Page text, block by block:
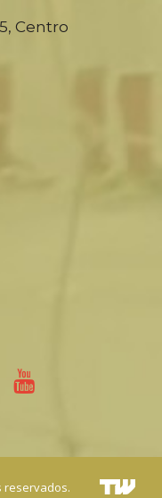
Centro
reservados.